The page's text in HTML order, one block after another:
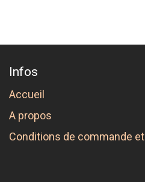
Infos
Accueil
A propos
Conditions de commande